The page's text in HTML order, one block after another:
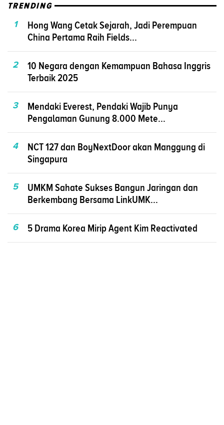
TRENDING
1
Hong Wang Cetak Sejarah, Jadi Perempuan
China Pertama Raih Fields...
2
10 Negara dengan Kemampuan Bahasa Inggris
Terbaik 2025
3
Mendaki Everest, Pendaki Wajib Punya
Pengalaman Gunung 8.000 Mete...
4
NCT 127 dan BoyNextDoor akan Manggung di
Singapura
5
UMKM Sahate Sukses Bangun Jaringan dan
Berkembang Bersama LinkUMK...
6 5 Drama Korea Mirip Agent Kim Reactivated